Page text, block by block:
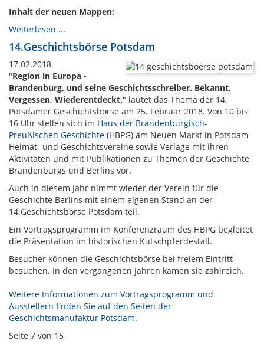
Inhalt der neuen Mappen:
Weiterlesen ...
14.Geschichtsbörse Potsdam
17.02.2018
"Region in Europa -
Brandenburg, und seine Geschichtsschreiber. Bekannt,
Vergessen, Wiederentdeckt." lautet das Thema der 14.
Potsdamer Geschichtsbörse am 25. Februar 2018. Von 10 bis
16 Uhr stellen sich im Haus der Brandenburgisch-
Preußischen Geschichte (HBPG) am Neuen Markt in Potsdam
Heimat- und Geschichtsvereine sowie Verlage mit ihren
Aktivitäten und mit Publikationen zu Themen der Geschichte
Brandenburgs und Berlins vor.
Auch in diesem Jahr nimmt wieder der Verein für die
Geschichte Berlins mit einem eigenen Stand an der
14.Geschichtsbörse Potsdam teil.
Ein Vortragsprogramm im Konferenzraum des HBPG begleitet
die Präsentation im historischen Kutschpferdestall.
Besucher können die Geschichtsbörse bei freiem Eintritt
besuchen. In den vergangenen Jahren kamen sie zahlreich.
Weitere Informationen zum Vortragsprogramm und
Ausstellern finden Sie auf den Seiten der
Geschichtsmanufaktur Potsdam.
Seite 7 von 15